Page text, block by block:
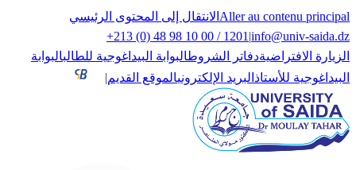
Aller au contenu principal الانتقال إلى المحتوى الرئيسي
info@univ-saida.dz
|
+213 (0) 48 98 10 00 / 1201
الزيارة الافتراضيةدفاتر الشروطالبوابة البيداغوجية للطالبالبوابة
البيداغوجية للأستاذ البريد الإلكترونيالموقع القديم|